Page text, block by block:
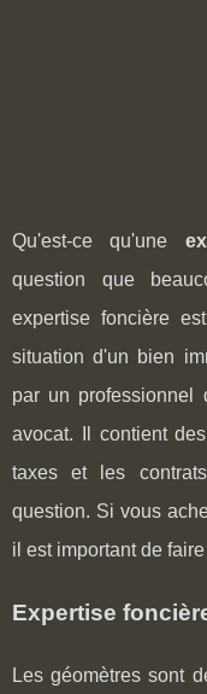
Qu'est-ce qu'une
question que
expertise foncière
situation d'un bien
par un professionnel
avocat. Il contient
taxes et les
question. Si vous
il est important de
Expertise
Les géomètres sont